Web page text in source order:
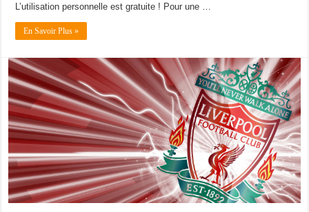
L’utilisation personnelle est gratuite ! Pour une …
En Savoir Plus »